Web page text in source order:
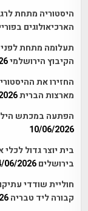
היסטוריה מתחת
הארכיאולוגים
תעלומה מתחת
הקיבוץ הירושלמי
החזירו את
מארצות הברית
הפתעה במכתש הילד
10/06/2026
בית יוצר גדול
בירושלים 06/2026
חוליית שודדי
קבורה ליד טבריה